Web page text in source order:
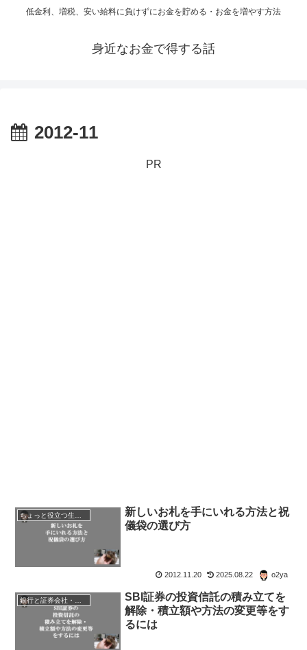
低金利、増税、安い給料に負けずにお金を貯める・お金を増やす方法
身近なお金で得する話
2012-11
PR
新しいお札を手にいれる方法と祝
儀袋の選び方
2012.11.20 2025.08.22 o2ya
SBI証券の投資信託の積み立てを
解除・積立額や方法の変更等をす
るには